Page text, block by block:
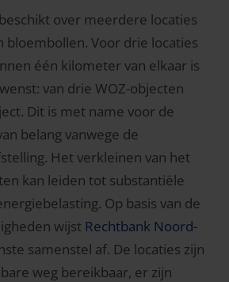
over meerdere locaties
bloembollen. Voor drie locaties
één kilometer van elkaar is
van drie WOZ-objecten
Dit is met name voor de
belang vanwege de
Het verkleinen van het
kan leiden tot substantiële
Op basis van de
wijst Rechtbank Noord-
samenstel af. De locaties zijn
weg bereikbaar, er zijn